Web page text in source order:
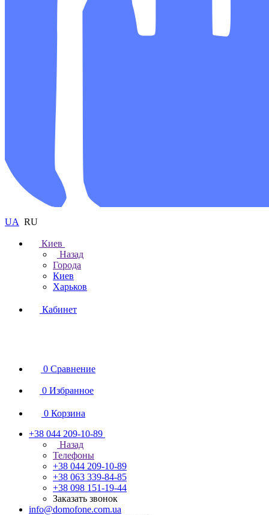
UA RU
Киев
Назад
Города
Киев
Харьков
Кабинет
0 Сравнение
0 Избранное
0 Корзина
+38 044 209-10-89
Назад
Телефоны
+38 044 209-10-89
+38 063 339-84-85
+38 098 151-19-44
Заказать звонок
info@domofone.com.ua